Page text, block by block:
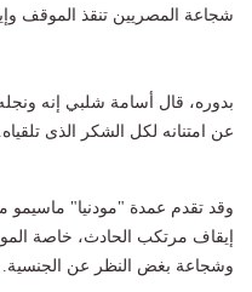
شجاعة المصريين تنقذ الموقف
بدوره، قال أسامة شلبي إنه
عن امتنانه لكل الشكر الذى تلقياه.
وقد تقدم عمدة "مودنيا" ماسيمو
إيقاف مرتكب الحادث، خاصة
وشجاعة بغض النظر عن الجنسية.